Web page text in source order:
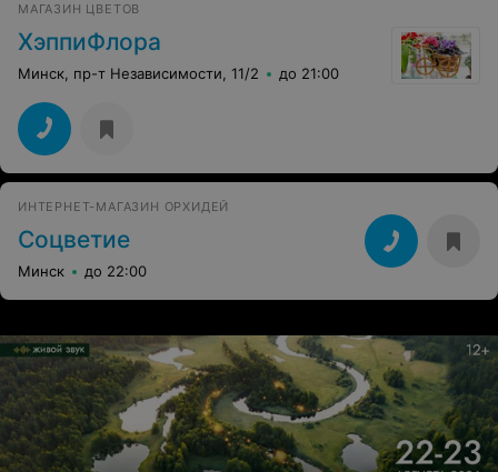
МАГАЗИН ЦВЕТОВ
ХэппиФлора
Минск, пр-т Независимости, 11/2 до 21:00
ИНТЕРНЕТ-МАГАЗИН ОРХИДЕЙ
Соцветие
Минск до 22:00